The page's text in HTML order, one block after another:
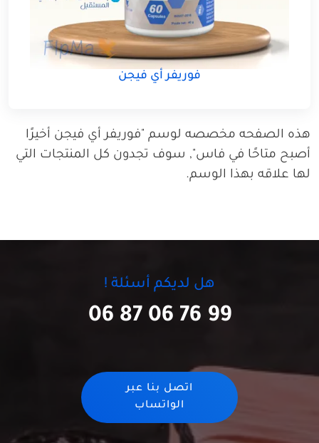
فوريفر أي فيجن
هذه الصفحه مخصصه لوسم "فوريفر أي فيجن أخيرًا
أصبح متاحًا في فاس", سوف تجدون كل المنتجات التي
لها علاقه بهذا الوسم.
هل لديكم أسئلة !
06 87 06 76 99
اتصل بنا عبر
الواتساب